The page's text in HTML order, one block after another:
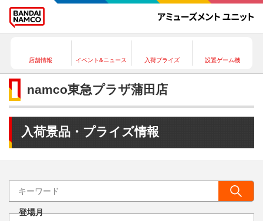
店舗情報 イベント&ニュース 入荷プライズ 設置ゲーム機
namco東急プラザ蒲田店
入荷景品・プライズ情報
登場月